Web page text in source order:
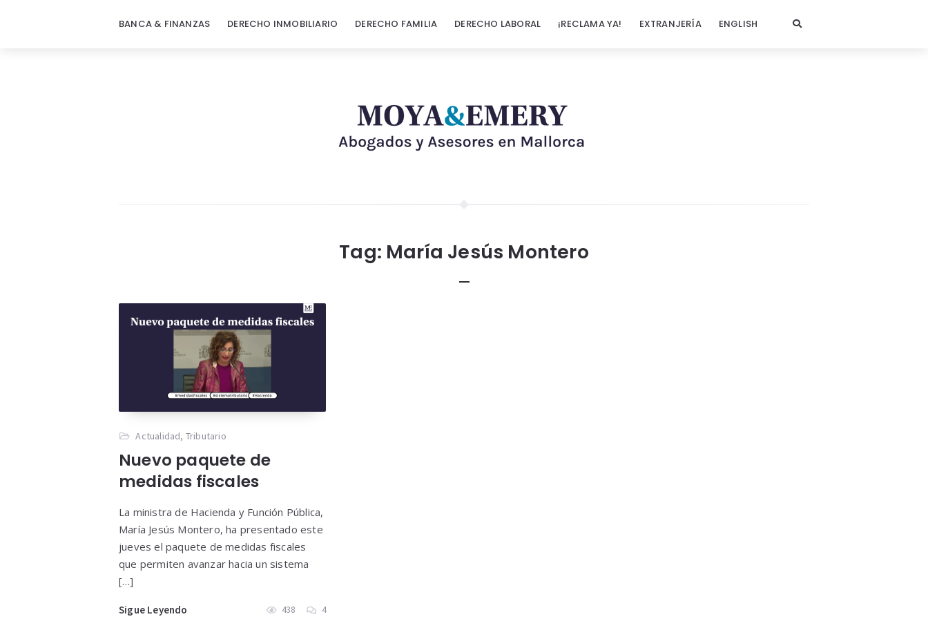
BANCA & FINANZAS DERECHO INMOBILIARIO DERECHO FAMILIA DERECHO LABORAL ¡RECLAMA YA! EXTRANJERÍA ENGLISH
Tag: María Jesús Montero
Actualidad, Tributario
Nuevo paquete de
medidas fiscales
La ministra de Hacienda y Función Pública,
María Jesús Montero, ha presentado este
jueves el paquete de medidas fiscales
que permiten avanzar hacia un sistema
[…]
Sigue Leyendo 438 4